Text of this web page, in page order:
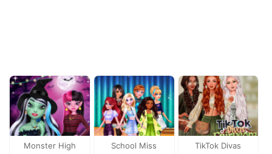
Monster High
School Miss
TikTok Divas